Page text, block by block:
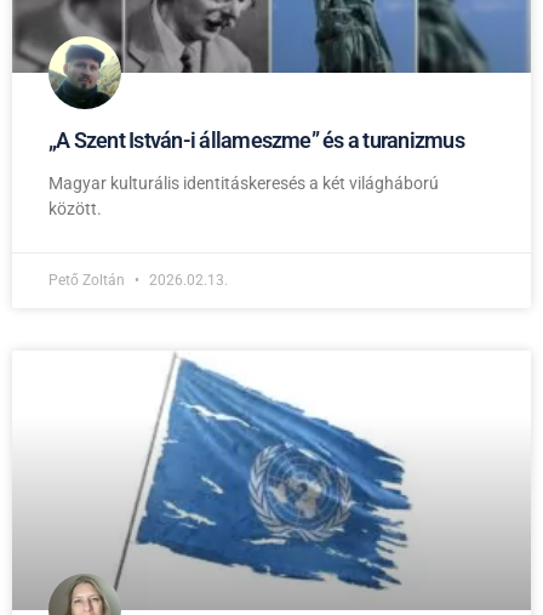
„A Szent István-i állameszme” és a turanizmus
Magyar kulturális identitáskeresés a két világháború
között.
Pető Zoltán 2026.02.13.